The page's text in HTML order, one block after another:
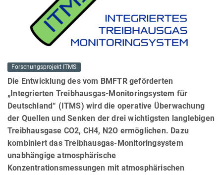
Forschungsprojekt ITMS
Die Entwicklung des vom BMFTR geförderten
„Integrierten Treibhausgas-Monitoringsystem für
Deutschland“ (ITMS) wird die operative Überwachung
der Quellen und Senken der drei wichtigsten langlebigen
Treibhausgase CO2, CH4, N2O ermöglichen. Dazu
kombiniert das Treibhausgas-Monitoringsystem
unabhängige atmosphärische
Konzentrationsmessungen mit atmosphärischen